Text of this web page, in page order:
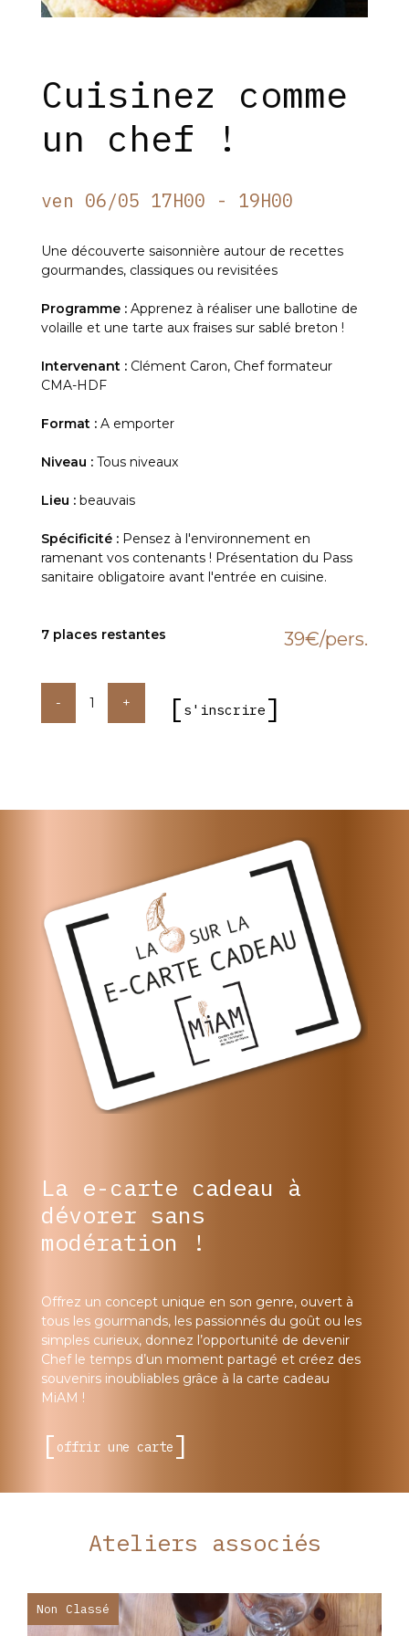
Cuisinez comme
un chef !
ven 06/05 17H00 - 19H00
Une découverte saisonnière autour de recettes
gourmandes, classiques ou revisitées
Programme : Apprenez à réaliser une ballotine de
volaille et une tarte aux fraises sur sablé breton !
Intervenant : Clément Caron, Chef formateur
CMA-HDF
Format : A emporter
Niveau : Tous niveaux
Lieu : beauvais
Spécificité : Pensez à l'environnement en
ramenant vos contenants ! Présentation du Pass
sanitaire obligatoire avant l'entrée en cuisine.
7 places restantes 39€/pers.
quantité
Cuisinez
s'inscrire
La e-carte cadeau à
dévorer sans
modération !
Offrez un concept unique en son genre, ouvert à
tous les gourmands, les passionnés du goût ou les
simples curieux, donnez l’opportunité de devenir
Chef le temps d’un moment partagé et créez des
souvenirs inoubliables grâce à la carte cadeau
MiAM !
offrir une carte
Ateliers associés
Non Classé